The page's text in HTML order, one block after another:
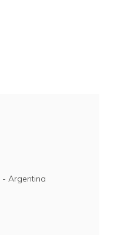
- Argentina